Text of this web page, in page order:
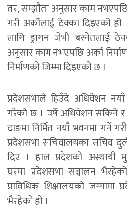
तर, सम्झौता अनुसार काम नभएपछि
गरी अर्कोलाई ठेक्का दिइएको
लागि ड्रागन जेभी बस्नेतलाई
अनुसार काम नभएपछि अर्का
निर्माणको जिम्मा दिइएको छ ।
प्रदेशसभाले हिउँदे अधिवेशन
गरेको छ । वर्षे अधिवेशन सकिने
दाङमा निर्मित नयाँ भवनमा गर्ने
प्रदेशसभा सचिवालयका सचिव
दिए । हाल प्रदेशको अस्थायी
घरमा प्रदेशसभा सञ्चालन
प्राविधिक शिक्षालयको जग्गामा
भैरहेको हो ।